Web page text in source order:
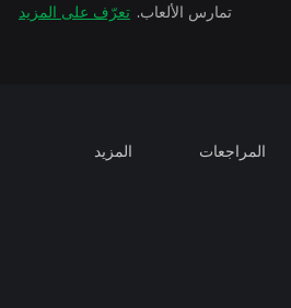
تمارس الألعاب. تعرّف على المزيد
المراجعات المزيد